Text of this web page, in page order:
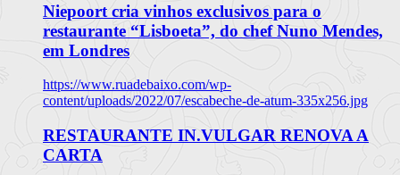
Niepoort cria vinhos exclusivos para o
restaurante “Lisboeta”, do chef Nuno Mendes,
em Londres
https://www.ruadebaixo.com/wp-
content/uploads/2022/07/escabeche-de-atum-335x256.jpg
RESTAURANTE IN.VULGAR RENOVA A
CARTA